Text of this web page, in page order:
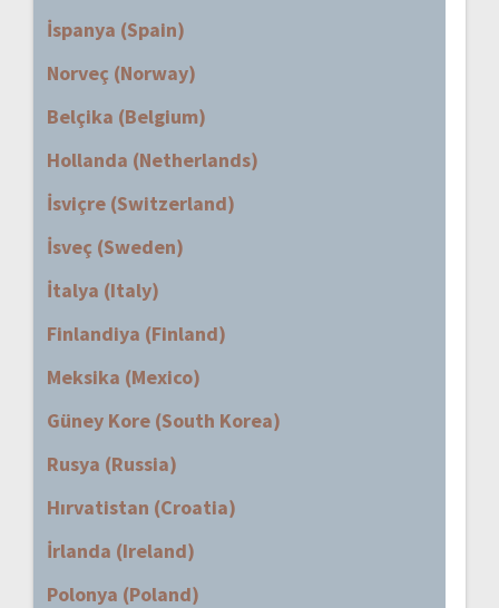
İspanya (Spain)
Norveç (Norway)
Belçika (Belgium)
Hollanda (Netherlands)
İsviçre (Switzerland)
İsveç (Sweden)
İtalya (Italy)
Finlandiya (Finland)
Meksika (Mexico)
Güney Kore (South Korea)
Rusya (Russia)
Hırvatistan (Croatia)
İrlanda (Ireland)
Polonya (Poland)